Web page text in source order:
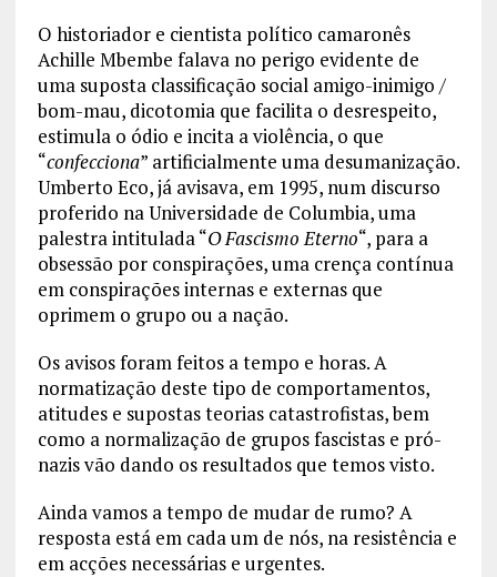
O historiador e cientista político camaronês
Achille Mbembe falava no perigo evidente de
uma suposta classificação social amigo-inimigo /
bom-mau, dicotomia que facilita o desrespeito,
estimula o ódio e incita a violência, o que
“confecciona” artificialmente uma desumanização.
Umberto Eco, já avisava, em 1995, num discurso
proferido na Universidade de Columbia, uma
palestra intitulada “O Fascismo Eterno“, para a
obsessão por conspirações, uma crença contínua
em conspirações internas e externas que
oprimem o grupo ou a nação.
Os avisos foram feitos a tempo e horas. A
normatização deste tipo de comportamentos,
atitudes e supostas teorias catastrofistas, bem
como a normalização de grupos fascistas e pró-
nazis vão dando os resultados que temos visto.
Ainda vamos a tempo de mudar de rumo? A
resposta está em cada um de nós, na resistência e
em acções necessárias e urgentes.